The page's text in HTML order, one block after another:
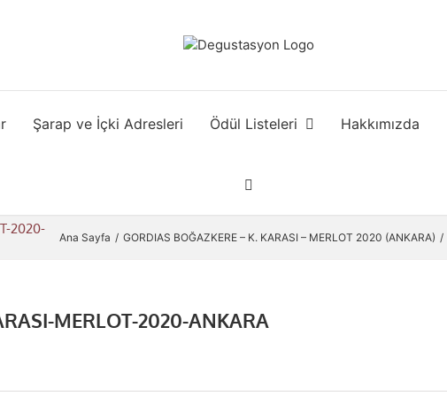
Şarap ve İçki Adresleri Ödül Listeleri Hakkımızda
2020-
Ana Sayfa GORDIAS BOĞAZKERE – K. KARASI – MERLOT 2020 (ANKARA)
MERLOT-2020-ANKARA